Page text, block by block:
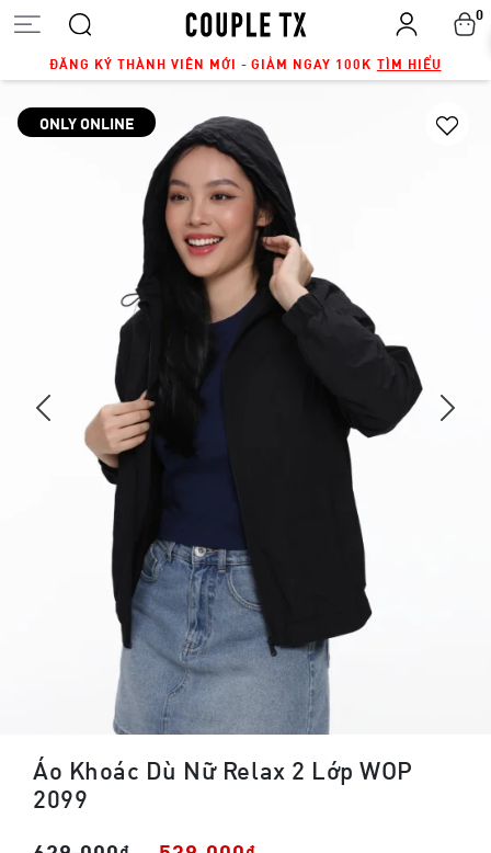
ĐĂNG KÝ THÀNH VIÊN MỚI - GIẢM NGAY 100K TÌM HIỂU
0
Previous
Next
ONLY ONLINE
Áo Khoác Dù Nữ Relax 2 Lớp WOP
2099